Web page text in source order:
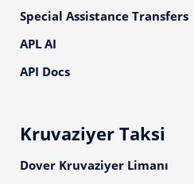
Special Assistance Transfers
APL AI
API Docs
Kruvaziyer Taksi
Dover Kruvaziyer Limanı